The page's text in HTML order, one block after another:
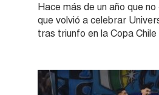
Hace más de un año que
que volvió a celebrar
tras triunfo en la Copa Chile